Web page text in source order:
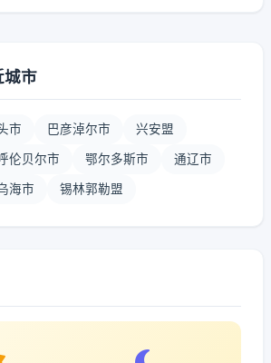
城市
市 巴彦淖尔市 兴安盟
伦贝尔市 鄂尔多斯市 通辽市
海市 锡林郭勒盟